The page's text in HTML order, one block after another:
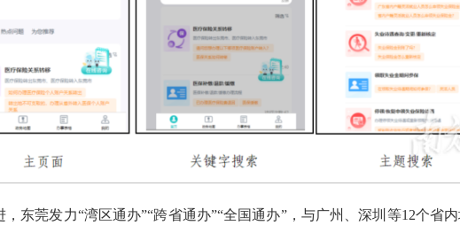
莞发力“湾区通办”“跨省通办”“全国通办”，与广州、深圳等12个省内